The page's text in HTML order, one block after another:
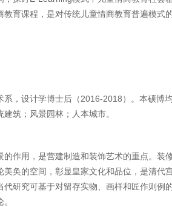
育课程，是对传统儿童情商教育普遍模式的
系，设计学博士后（2016-2018）。本硕
筑；风景园林；人本城市。
作用，是营建制造和装饰艺术的重点。
奂的空间，彰显皇家文化和品位，是清
研究可基于对留存实物、画样和匠作则